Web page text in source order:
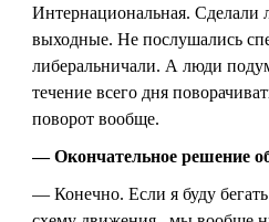
Интернациональная. Сделали
выходные. Не послушались
либеральничали. А люди
течение всего дня
поворот вообще.
— Окончательное решение
— Конечно. Если я буду